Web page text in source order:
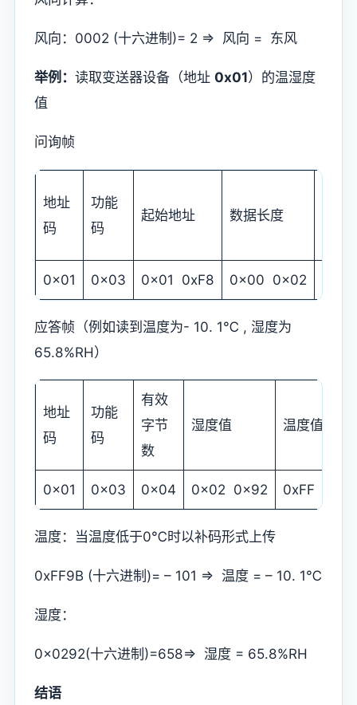
风向：0002 (十六进制)= 2 => 风向 = 东风
举例： 读取变送器设备（地址 0x01）的温湿度
值
问询帧
地址
码
功能
码
起始地址 数据长度
0x01 0x03 0x01 0xF8 0x00 0x02
应答帧（例如读到温度为- 10. 1℃ , 湿度为
65.8%RH）
地址
码
功能
码
有效
字节
数
湿度值 温度值
0x01 0x03 0x04 0x02 0x92 0xFF 0x9B
温度：当温度低于0℃时以补码形式上传
0xFF9B (十六进制)= – 101 => 温度 = – 10. 1℃
湿度：
0x0292(十六进制)=658=> 湿度 = 65.8%RH
结语